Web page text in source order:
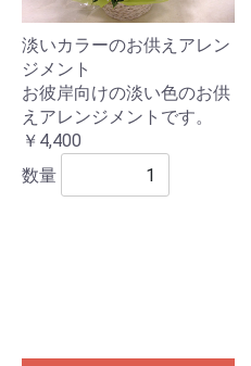
淡いカラーのお供えアレン
ジメント
お彼岸向けの淡い色のお供
えアレンジメントです。
￥4,400
数量